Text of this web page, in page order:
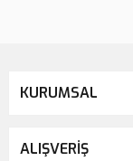
KURUMSAL
ALIŞVERİŞ